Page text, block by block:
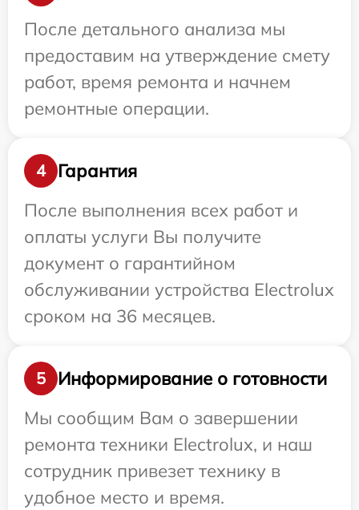
После детального анализа мы
предоставим на утверждение смету
работ, время ремонта и начнем
ремонтные операции.
4
Гарантия
После выполнения всех работ и
оплаты услуги Вы получите
документ о гарантийном
обслуживании устройства Electrolux
сроком на 36 месяцев.
5
Информирование о готовности
Мы сообщим Вам о завершении
ремонта техники Electrolux, и наш
сотрудник привезет технику в
удобное место и время.